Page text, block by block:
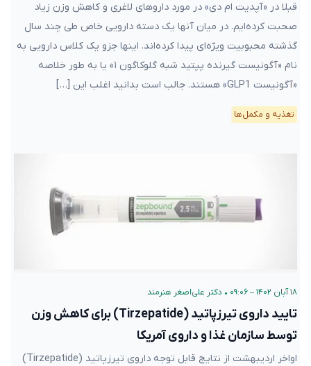
قبلا در «آپدیت ام دی» در مورد داروهای لاغری و کاهش وزن زیاد
صحبت کرده‌ایم. در میان آنها یک دسته دارویی خاص طی چند سال
گذشته محبوبیت ویژه‌ای پیدا کرده‌اند. اینها جزو یک کلاس دارویی به
نام «آگونیست گیرنده پپتید شبه گلوکاگون ۱» یا به طور خلاصه
«آگونیست GLP1» هستند. جالب است بدانید اغلب این […]
تغذیه و مکمل‌ها
۱۸ آبان ۱۴۰۲ – ۰۹:۰۶ • دکتر علی‌اصغر هنرمند
تایید داروی تیرزپاتید (Tirzepatide) برای کاهش وزن
توسط سازمان غذا و داروی آمریکا
اواخر اردیبهشت از نتایج قابل توجه داروی تیرزپاتید (Tirzepatide)